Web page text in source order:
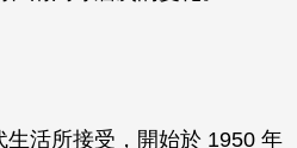
活所接受，開始於 1950 年